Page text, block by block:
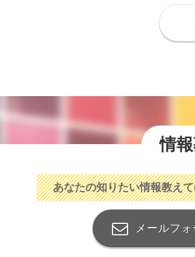
情
あなたの知りたい情報教え
メールフ